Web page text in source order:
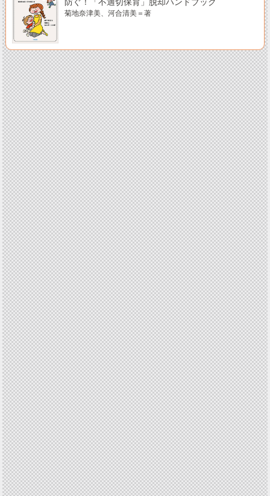
防ぐ！「不適切保育」脱却ハンドブック
菊地奈津美、河合清美＝著